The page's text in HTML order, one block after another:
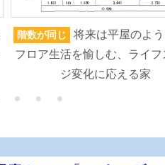
階数が同じ
将来は平屋のよ
フロア生活を愉しむ、ライフ
ジ変化に応える家